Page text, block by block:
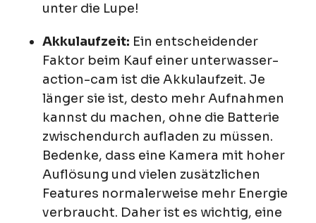
unter die Lupe!
Akkulaufzeit: Ein entscheidender
Faktor beim Kauf einer unterwasser-
action-cam ist die Akkulaufzeit. Je
länger sie ist, desto mehr Aufnahmen
kannst du machen, ohne die Batterie
zwischendurch aufladen zu müssen.
Bedenke, dass eine Kamera mit hoher
Auflösung und vielen zusätzlichen
Features normalerweise mehr Energie
verbraucht. Daher ist es wichtig, eine